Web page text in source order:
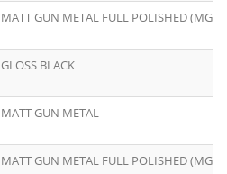
MATT GUN METAL FULL POLISHED
GLOSS BLACK
MATT GUN METAL
MATT GUN METAL FULL POLISHED